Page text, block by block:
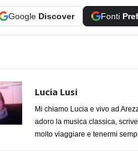
Google Discover Fonti
Lucia Lusi
Mi chiamo Lucia e vivo ad
adoro la musica classica,
molto viaggiare e tenermi